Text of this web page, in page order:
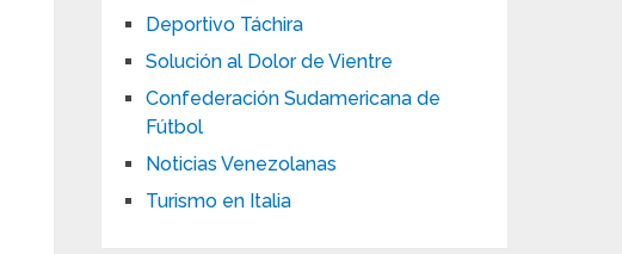
Deportivo Táchira
Solución al Dolor de Vientre
Confederación Sudamericana de
Fútbol
Noticias Venezolanas
Turismo en Italia